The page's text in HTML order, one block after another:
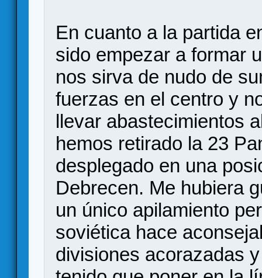
En cuanto a la partida
sido empezar a formar
nos sirva de nudo de
fuerzas en el centro y
llevar abastecimientos
hemos retirado la 23
desplegado en una
Debrecen. Me hubiera
un único apilamiento
soviética hace
divisiones acorazadas